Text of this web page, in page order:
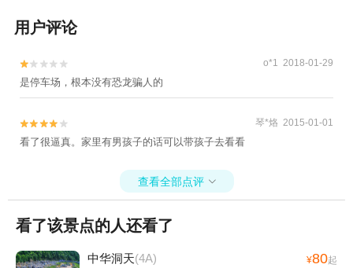
用户评论

 o*1 2018-01-29
是停车场，根本没有恐龙骗人的

 琴*烙 2015-01-01
看了很逼真。家里有男孩子的话可以带孩子去看看
查看全部点评 
看了该景点的人还看了
中华洞天(4A) ¥80起